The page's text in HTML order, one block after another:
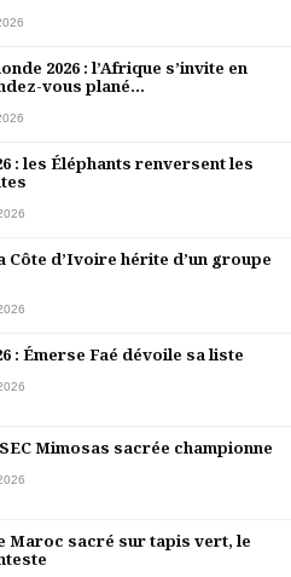
2026 : l’Afrique s’invite en
vous plané...
: les Éléphants renversent les
Côte d’Ivoire hérite d’un groupe
: Émerse Faé dévoile sa liste
Mimosas sacrée championne
Maroc sacré sur tapis vert, le